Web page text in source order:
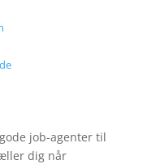
job-agenter til
dig når